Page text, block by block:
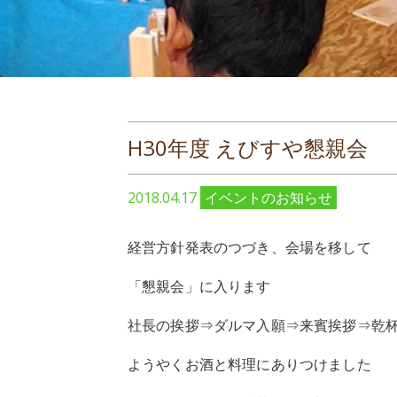
H30年度 えびすや懇親会
2018.04.17 イベントのお知らせ
経営方針発表のつづき、会場を移して
「懇親会」に入ります
社長の挨拶⇒ダルマ入願⇒来賓挨拶⇒乾
ようやくお酒と料理にありつけました